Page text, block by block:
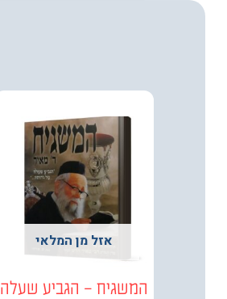
אזל מן המלאי
המשגיח – הגביע שעלה